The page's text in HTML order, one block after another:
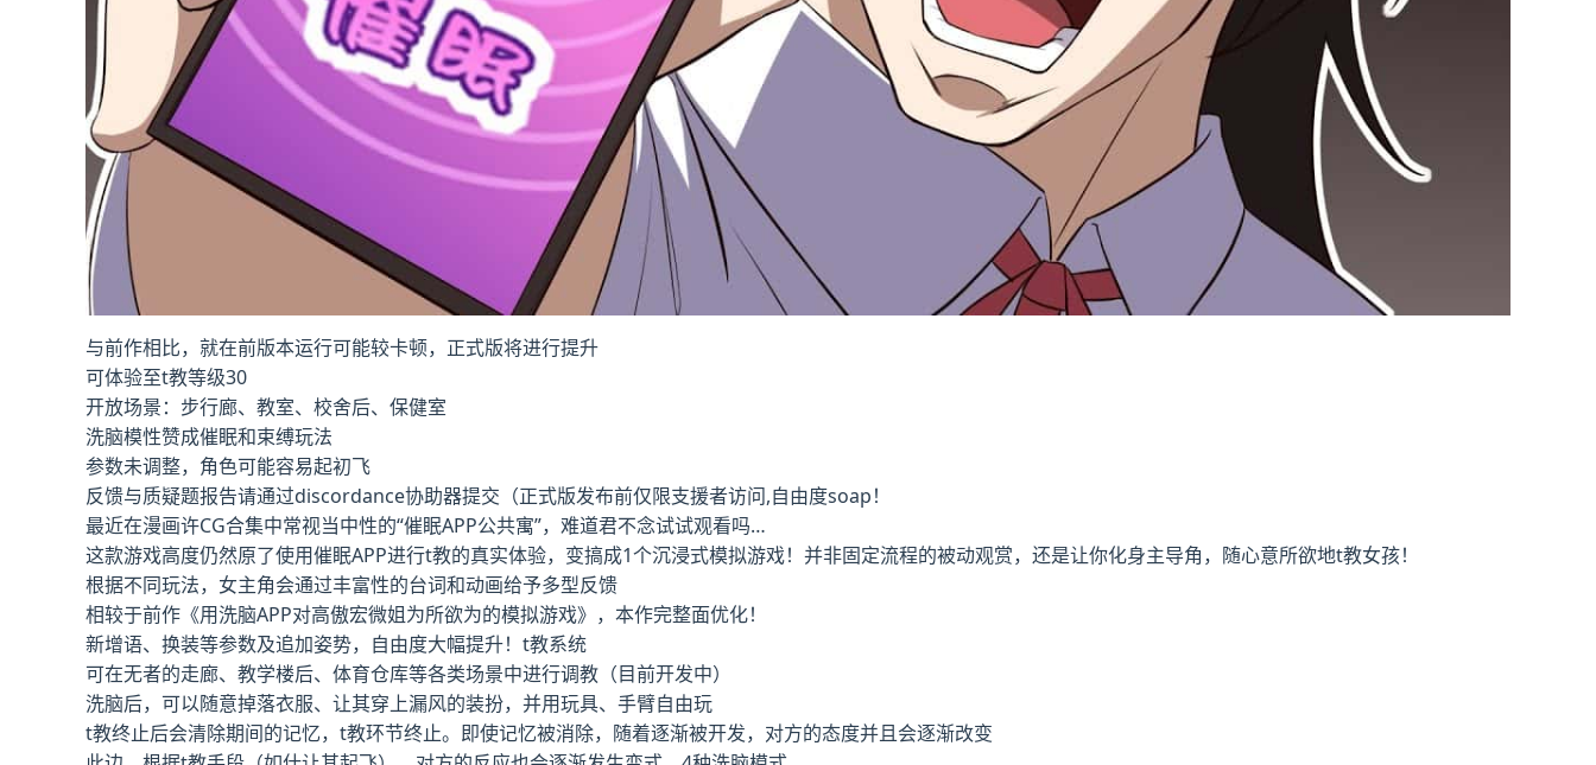
与前作相比，就在前版本运行可能较卡顿，正式版将进行提升
可体验至t教等级30
开放场景：步行廊、教室、校舍后、保健室
洗脑模性赞成催眠和束缚玩法
参数未调整，角色可能容易起初飞
反馈与质疑题报告请通过discordance协助器提交（正式版发布前仅限支援者访问,自由度soap！
最近在漫画许CG合集中常视当中性的“催眠APP公共寓”，难道君不念试试观看吗…
这款游戏高度仍然原了使用催眠APP进行t教的真实体验，变搞成1个沉浸式模拟游戏！并非固定流程的被动观赏，还是让你化身主导角，随心意所欲地t教女孩！
根据不同玩法，女主角会通过丰富性的台词和动画给予多型反馈
相较于前作《用洗脑APP对高傲宏微姐为所欲为的模拟游戏》，本作完整面优化！
新增语、换装等参数及追加姿势，自由度大幅提升！t教系统
可在无者的走廊、教学楼后、体育仓库等各类场景中进行调教（目前开发中）
洗脑后，可以随意掉落衣服、让其穿上漏风的装扮，并用玩具、手臂自由玩
t教终止后会清除期间的记忆，t教环节终止。即使记忆被消除，随着逐渐被开发，对方的态度并且会逐渐改变